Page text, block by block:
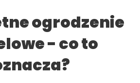
ogrodzenie
- co to